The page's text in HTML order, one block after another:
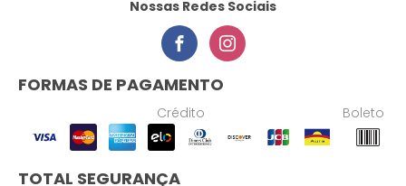
Nossas Redes Sociais
FORMAS DE PAGAMENTO
Crédito Boleto
TOTAL SEGURANÇA